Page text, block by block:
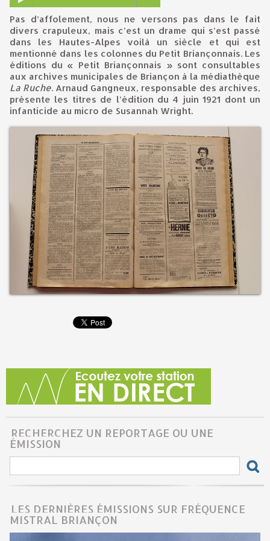
Pas d’affolement, nous ne versons pas dans le fait
divers crapuleux, mais c’est un drame qui s’est passé
dans les Hautes-Alpes voilà un siècle et qui est
mentionné dans les colonnes du Petit Briançonnais. Les
éditions du « Petit Briançonnais » sont consultables
aux archives municipales de Briançon à la médiathèque
La Ruche. Arnaud Gangneux, responsable des archives,
présente les titres de l’édition du 4 juin 1921 dont un
infanticide au micro de Susannah Wright.
RECHERCHEZ UN REPORTAGE OU UNE
ÉMISSION
LES DERNIÈRES ÉMISSIONS SUR FRÉQUENCE
MISTRAL BRIANÇON